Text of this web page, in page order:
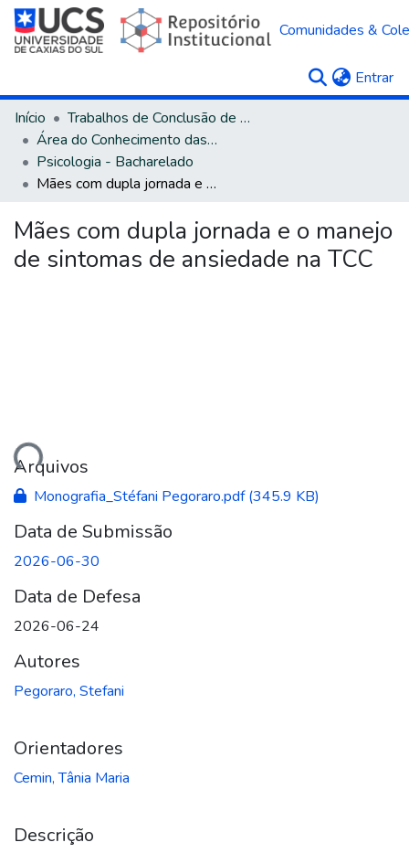
Comunidades &
Entrar
Início
Trabalhos de Conclusão de Curso
Área do Conhecimento das Ciências Humanas
Psicologia - Bacharelado
Mães com dupla jornada e o manejo de sintomas de ansiedade na TCC
Mães com dupla jornada e o manejo
de sintomas de ansiedade na TCC
Arquivos
Monografia_Stéfani Pegoraro.pdf(345.9 KB)
Data de Submissão
2026-06-30
Data de Defesa
2026-06-24
Autores
Pegoraro, Stefani
Orientadores
Cemin, Tânia Maria
Descrição